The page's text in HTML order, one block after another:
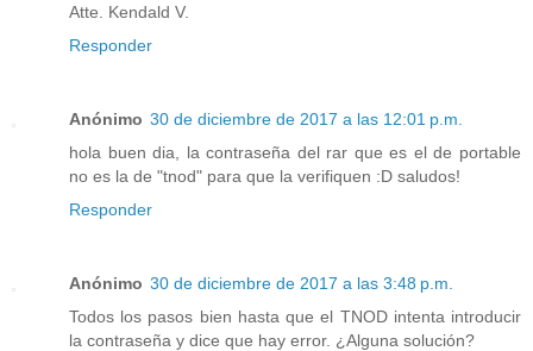
Atte. Kendald V.
Responder
Anónimo 30 de diciembre de 2017 a las 12:01 p.m.
hola buen dia, la contraseña del rar que es el de portable
no es la de "tnod" para que la verifiquen :D saludos!
Responder
Anónimo 30 de diciembre de 2017 a las 3:48 p.m.
Todos los pasos bien hasta que el TNOD intenta introducir
la contraseña y dice que hay error. ¿Alguna solución?